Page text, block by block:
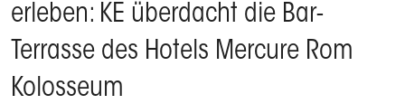
erleben: KE überdacht die Bar-
Terrasse des Hotels Mercure Rom
Kolosseum